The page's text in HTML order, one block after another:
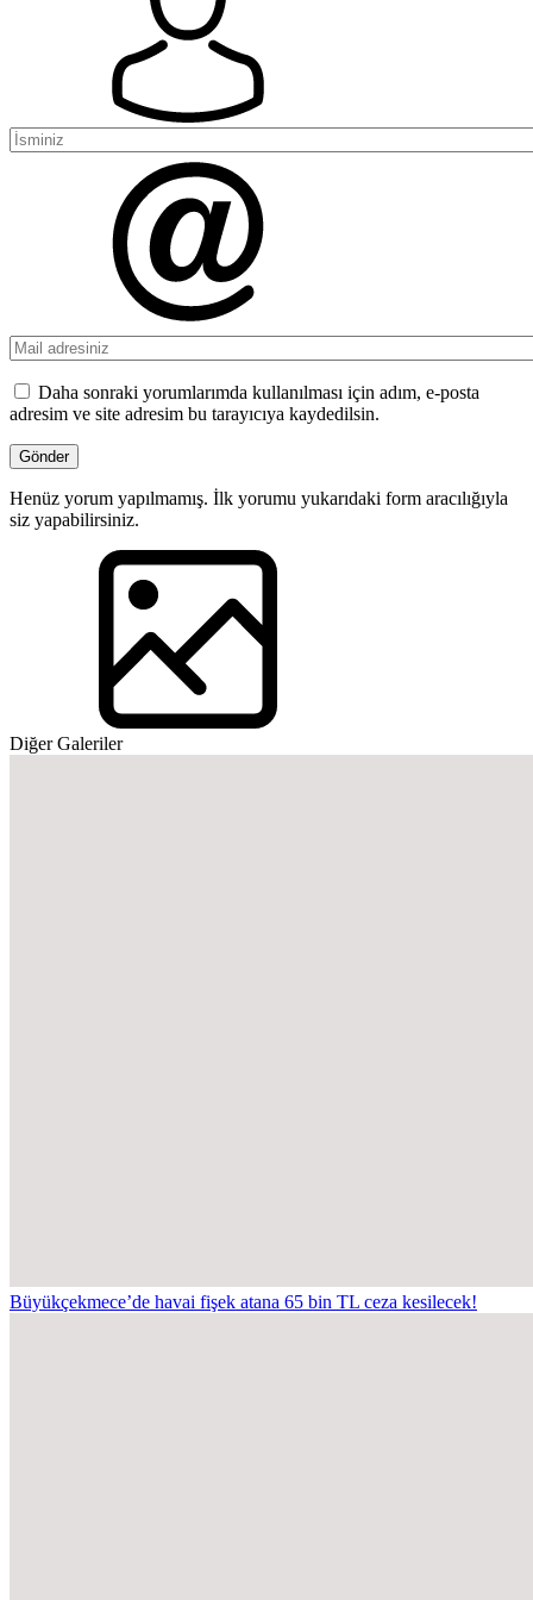
Daha sonraki yorumlarımda kullanılması için adım, e-posta
adresim ve site adresim bu tarayıcıya kaydedilsin.
Henüz yorum yapılmamış. İlk yorumu yukarıdaki form aracılığıyla
siz yapabilirsiniz.
Diğer Galeriler
Büyükçekmece’de havai fişek atana 65 bin TL ceza kesilecek!